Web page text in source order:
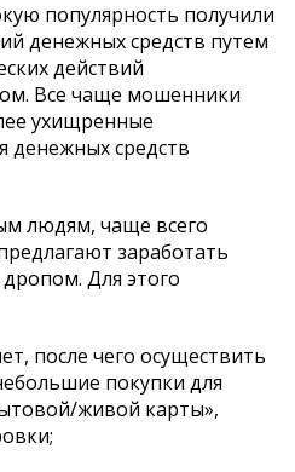
популярность получили
денежных средств путем
действий
Все чаще мошенники
ухищренные
денежных средств
людям, чаще всего
заработать
дропом. Для этого
после чего осуществить
покупки для
живой карты»,